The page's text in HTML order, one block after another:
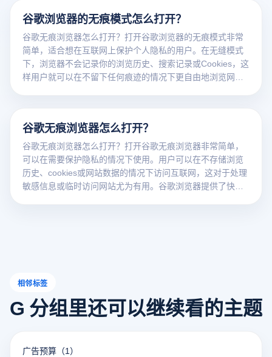
谷歌浏览器的无痕模式怎么打开？
谷歌无痕浏览器怎么打开？打开谷歌浏览器的无痕模式非常
简单，适合想在互联网上保护个人隐私的用户。在无缝模式
下，浏览器不会记录你的浏览历史、搜索记录或Cookies，这
样用户就可以在不留下任何痕迹的情况下更自由地浏览网
谷歌无痕浏览器怎么打开？
谷歌无痕浏览器怎么打开？打开谷歌无痕浏览器非常简单，
可以在需要保护隐私的情况下使用。用户可以在不存储浏览
历史、cookies或网站数据的情况下访问互联网，这对于处理
敏感信息或临时访问网站尤为有用。谷歌浏览器提供了快速
相邻标签
G 分组里还可以继续看的主题
广告预算 （1）